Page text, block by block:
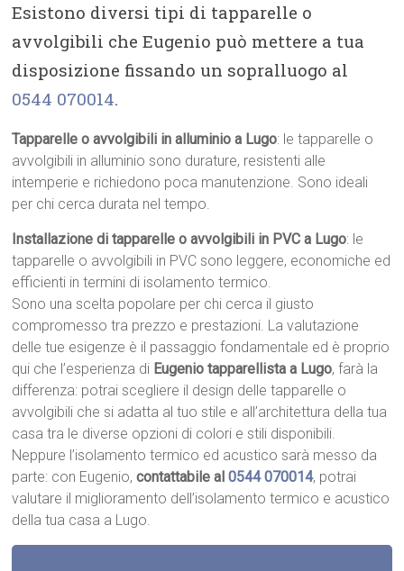
Esistono diversi tipi di tapparelle o
avvolgibili che Eugenio può mettere a tua
disposizione fissando un sopralluogo al
0544 070014.
Tapparelle o avvolgibili in alluminio a Lugo: le tapparelle o
avvolgibili in alluminio sono durature, resistenti alle
intemperie e richiedono poca manutenzione. Sono ideali
per chi cerca durata nel tempo.
Installazione di tapparelle o avvolgibili in PVC a Lugo: le
tapparelle o avvolgibili in PVC sono leggere, economiche ed
efficienti in termini di isolamento termico.
Sono una scelta popolare per chi cerca il giusto
compromesso tra prezzo e prestazioni. La valutazione
delle tue esigenze è il passaggio fondamentale ed è proprio
qui che l’esperienza di Eugenio tapparellista a Lugo, farà la
differenza: potrai scegliere il design delle tapparelle o
avvolgibili che si adatta al tuo stile e all’architettura della tua
casa tra le diverse opzioni di colori e stili disponibili.
Neppure l’isolamento termico ed acustico sarà messo da
parte: con Eugenio,contattabile al0544 070014, potrai
valutare il miglioramento dell’isolamento termico e acustico
della tua casa a Lugo.